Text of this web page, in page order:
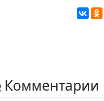
Комментарии